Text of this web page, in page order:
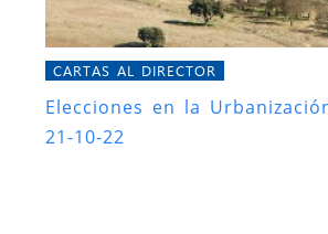
CARTAS AL DIRECTOR
Elecciones en la
21-10-22